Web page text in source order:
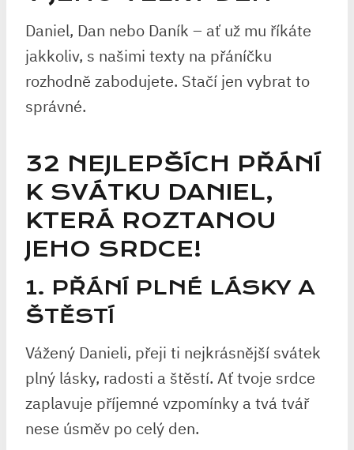
Daniel, Dan nebo Daník – ať už mu říkáte
jakkoliv, s našimi texty na přáníčku
rozhodně zabodujete. Stačí jen vybrat to
správné.
32 NEJLEPŠÍCH PŘÁNÍ
K SVÁTKU DANIEL,
KTERÁ ROZTANOU
JEHO SRDCE!
1. PŘÁNÍ PLNÉ LÁSKY A
ŠTĚSTÍ
Vážený Danieli, přeji ti nejkrásnější svátek
plný lásky, radosti a štěstí. Ať tvoje srdce
zaplavuje příjemné vzpomínky a tvá tvář
nese úsměv po celý den.